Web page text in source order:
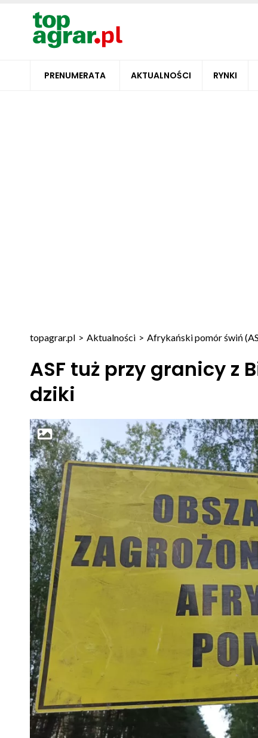
PRENUMERATA AKTUALNOŚCI RYNKI
topagrar.pl > Aktualności > Afrykański pomór świń
ASF tuż przy granicy z
dziki